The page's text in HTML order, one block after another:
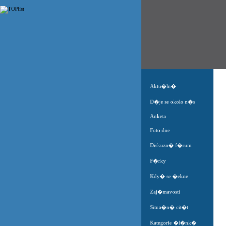
Aktu�ln�
D�je se okolo n�s
Anketa
Foto dne
Diskuzn� f�rum
F�rky
Kdy� se �ekne
Zaj�mavosti
Situa�n� cit�t
Kategorie �l�nk�